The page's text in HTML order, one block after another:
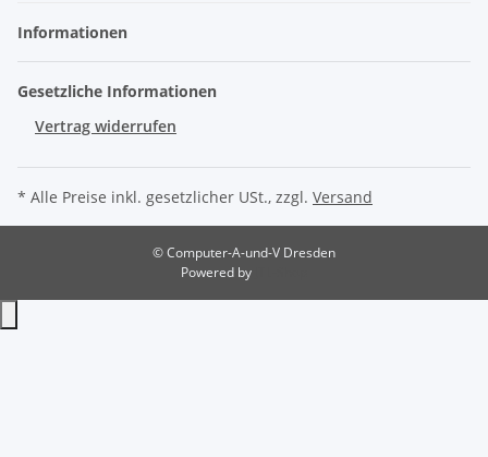
Informationen
Gesetzliche Informationen
Vertrag widerrufen
* Alle Preise inkl. gesetzlicher USt., zzgl. Versand
© Computer-A-und-V Dresden
Powered by